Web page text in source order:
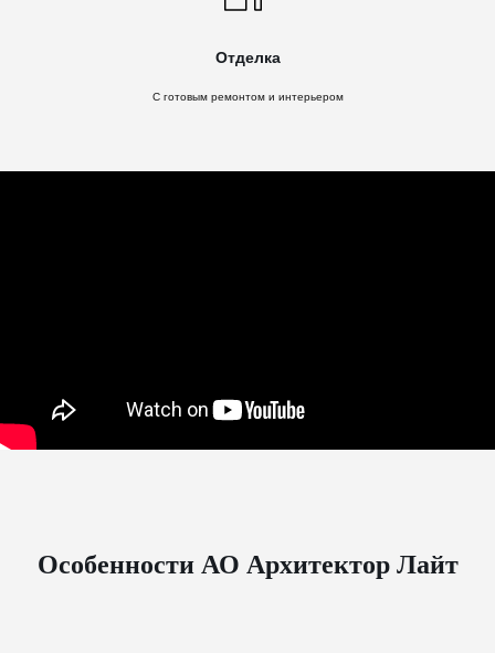
Отделка
C готовым ремонтом и интерьером
Особенности АО Архитектор Лайт